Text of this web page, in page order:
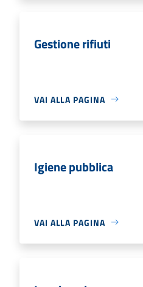
Gestione rifiuti
VAI ALLA PAGINA
Igiene pubblica
VAI ALLA PAGINA